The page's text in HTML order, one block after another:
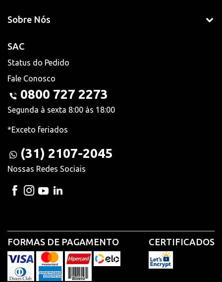
Sobre Nós
SAC
Status do Pedido
Fale Conosco
0800 727 2273
Segunda à sexta 8:00 às 18:00
*Exceto feriados
(31) 2107-2045
Nossas Redes Sociais
FORMAS DE PAGAMENTO CERTIFICADOS